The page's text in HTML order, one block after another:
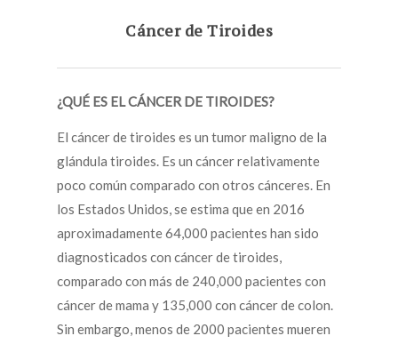
Cáncer de Tiroides
¿QUÉ ES EL CÁNCER DE TIROIDES?
El cáncer de tiroides es un tumor maligno de la
glándula tiroides. Es un cáncer relativamente
poco común comparado con otros cánceres. En
los Estados Unidos, se estima que en 2016
aproximadamente 64,000 pacientes han sido
diagnosticados con cáncer de tiroides,
comparado con más de 240,000 pacientes con
cáncer de mama y 135,000 con cáncer de colon.
Sin embargo, menos de 2000 pacientes mueren